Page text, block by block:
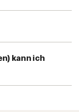
kann ich